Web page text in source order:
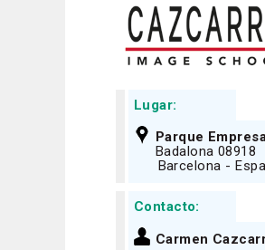
Lugar:
Parque
Badalona 08918
Barcelona -
Contacto:
Carmen